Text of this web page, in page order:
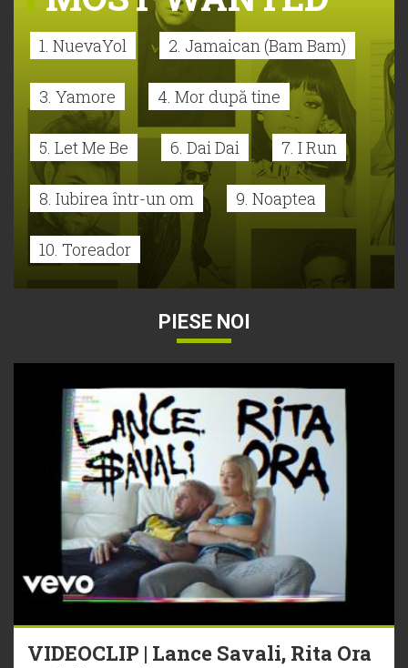
1. NuevaYol 2. Jamaican (Bam Bam)
3. Yamore 4. Mor după tine
5. Let Me Be 6. Dai Dai 7. I Run
8. Iubirea într-un om 9. Noaptea
10. Toreador
PIESE NOI
VIDEOCLIP | Lance Savali, Rita Ora